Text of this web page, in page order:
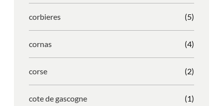
corbieres (5)
cornas (4)
corse (2)
cote de gascogne (1)